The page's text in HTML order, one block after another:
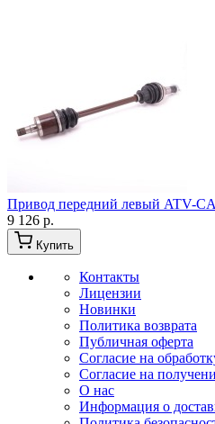
Привод передний левый ATV-
9 126 р.
Купить
Контакты
Лицензии
Новинки
Политика возврата
Публичная оферта
Согласие на
Согласие на
О нас
Информация о